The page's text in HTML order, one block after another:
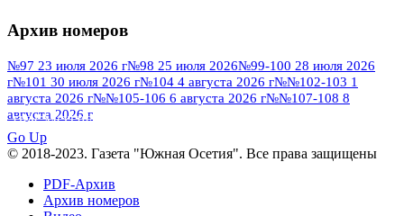
№95 7 августа 2012 г
№95 28 июля 2016 г №95+96 3 августа
2013 г№96 6 июля 2017 г№96 9 августа
2012 г №96 28 июля 2015 г
№96+97 30 июля 2016 г
№97 11 августа 2012 г
№97 30 июля 2015 г
Архив номеров
№97 23 июля 2026 г№98 25 июля 2026№99-100 28 июля 2026
г№101 30 июля 2026 г№104 4 августа 2026 г№№102-103 1
августа 2026 г№№105-106 6 августа 2026 г№№107-108 8
августа 2026 г
ПОСМОТРЕТЬ ВСЕ
Go Up
© 2018-2023. Газета "Южная Осетия". Все права защищены
PDF-Архив
Архив номеров